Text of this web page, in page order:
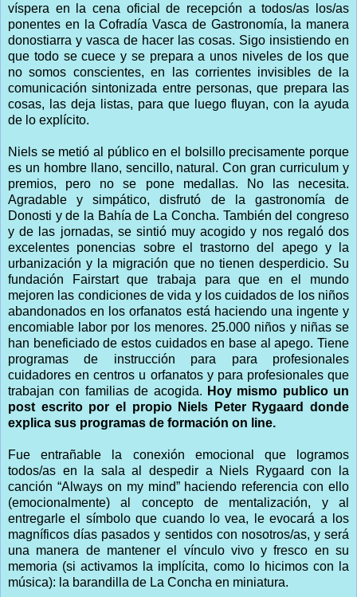
víspera en la cena oficial de recepción a todos/as los/as
ponentes en la Cofradía Vasca de Gastronomía, la manera
donostiarra y vasca de hacer las cosas. Sigo insistiendo en
que todo se cuece y se prepara a unos niveles de los que
no somos conscientes, en las corrientes invisibles de la
comunicación sintonizada entre personas, que prepara las
cosas, las deja listas, para que luego fluyan, con la ayuda
de lo explícito.
Niels se metió al público en el bolsillo precisamente porque
es un hombre llano, sencillo, natural. Con gran curriculum y
premios, pero no se pone medallas. No las necesita.
Agradable y simpático, disfrutó de la gastronomía de
Donosti y de la Bahía de La Concha. También del congreso
y de las jornadas, se sintió muy acogido y nos regaló dos
excelentes ponencias sobre el trastorno del apego y la
urbanización y la migración que no tienen desperdicio. Su
fundación Fairstart que trabaja para que en el mundo
mejoren las condiciones de vida y los cuidados de los niños
abandonados en los orfanatos está haciendo una ingente y
encomiable labor por los menores. 25.000 niños y niñas se
han beneficiado de estos cuidados en base al apego. Tiene
programas de instrucción para para profesionales
cuidadores en centros u orfanatos y para profesionales que
trabajan con familias de acogida. Hoy mismo publico un
post escrito por el propio Niels Peter Rygaard donde
explica sus programas de formación on line.
Fue entrañable la conexión emocional que logramos
todos/as en la sala al despedir a Niels Rygaard con la
canción “Always on my mind” haciendo referencia con ello
(emocionalmente) al concepto de mentalización, y al
entregarle el símbolo que cuando lo vea, le evocará a los
magníficos días pasados y sentidos con nosotros/as, y será
una manera de mantener el vínculo vivo y fresco en su
memoria (si activamos la implícita, como lo hicimos con la
música): la barandilla de La Concha en miniatura.